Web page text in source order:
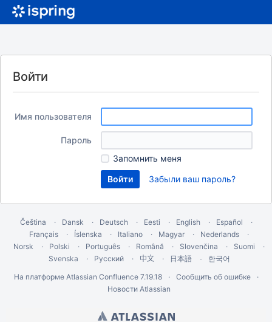
Войти
Имя пользователя
Пароль
Запомнить меня
Забыли ваш пароль?
Čeština Dansk Deutsch Eesti English
Español
Français
Íslenska Italiano Magyar
Nederlands
Norsk
Polski Português Română Slovenčina
Suomi
Svenska
Русский 中文 日本語
한국어
На платформе Atlassian Confluence 7.19.18
Сообщить об ошибке
Новости Atlassian